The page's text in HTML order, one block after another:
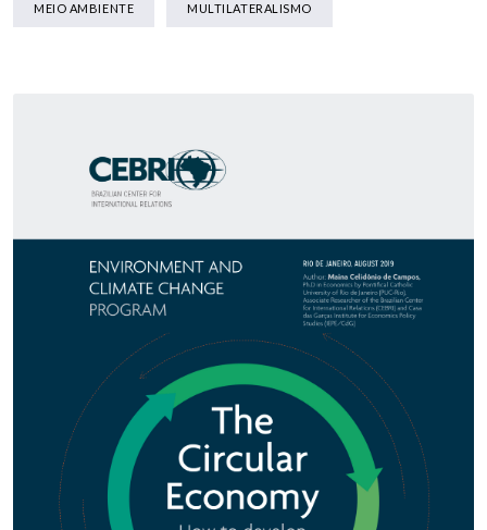
MEIO AMBIENTE MULTILATERALISMO